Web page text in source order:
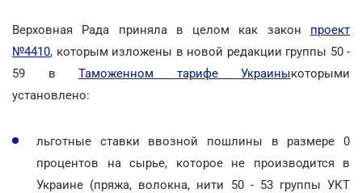
Верховная Рада приняла в целом как закон проект
№4410, которым изложены в новой редакции группы 50 -
59 в Таможенном тарифе Украиныкоторыми
установлено:
льготные ставки ввозной пошлины в размере 0
процентов на сырье, которое не производится в
Украине (пряжа, волокна, нити 50 - 53 группы УКТ